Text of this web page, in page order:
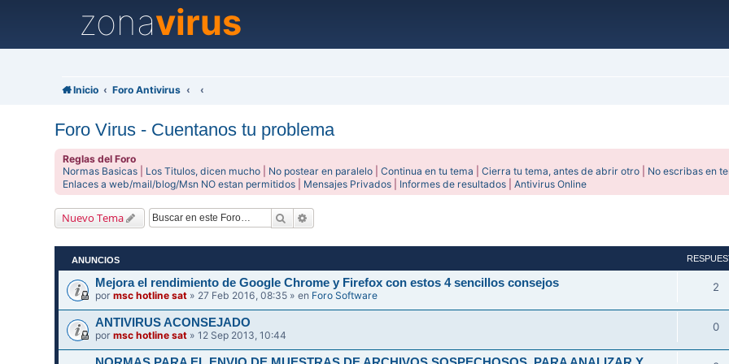
zonavirus
Inicio Foro Antivirus
Foro Virus - Cuentanos tu problema
Reglas del Foro
Normas Basicas
Los Titulos, dicen mucho No postear en paralelo |Continua en tu tema |Cierra tu tema, antes de abrir otro
No escribas en
Enlaces a web/mail/blog/Msn NO estan permitidos
Mensajes Privados Informes de resultados |Antivirus Online
Nuevo Tema Buscar
ANUNCIOS
Mejora el rendimiento de Google Chrome y Firefox con estos 4 sencillos consejos
pormsc hotline sat » 27 Feb 2016, 08:35 » en Foro Software
2
ANTIVIRUS ACONSEJADO
pormsc hotline sat » 12 Sep 2013, 10:44
0